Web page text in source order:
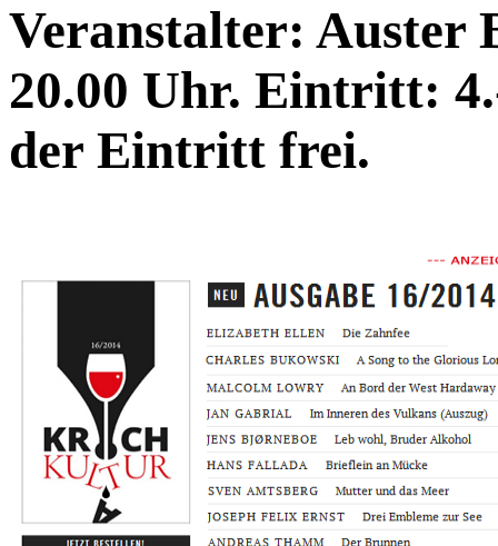
Veranstalter: Auster
20.00 Uhr. Eintritt:
der Eintritt frei.